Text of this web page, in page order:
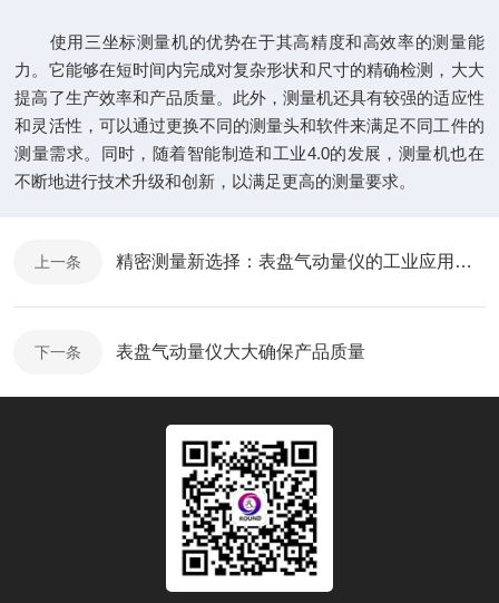
使用三坐标测量机的优势在于其高精度和高效率的测量能
力。它能够在短时间内完成对复杂形状和尺寸的精确检测，大大
提高了生产效率和产品质量。此外，测量机还具有较强的适应性
和灵活性，可以通过更换不同的测量头和软件来满足不同工件的
测量需求。同时，随着智能制造和工业4.0的发展，测量机也在
不断地进行技术升级和创新，以满足更高的测量要求。
上一条 精密测量新选择：表盘气动量仪的工业应用探析
下一条 表盘气动量仪大大确保产品质量